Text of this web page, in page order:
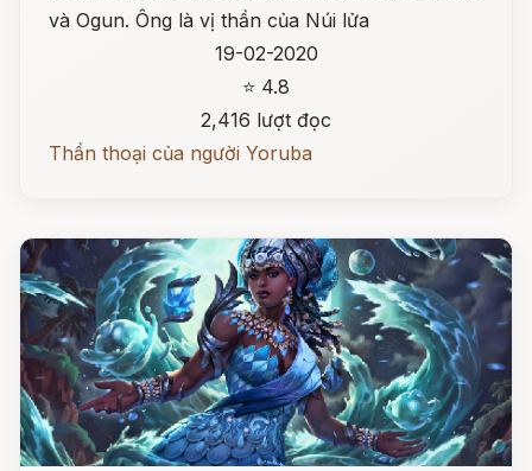
và Ogun. Ông là vị thần của Núi lửa
19-02-2020
⭐ 4.8
2,416 lượt đọc
Thần thoại của người Yoruba